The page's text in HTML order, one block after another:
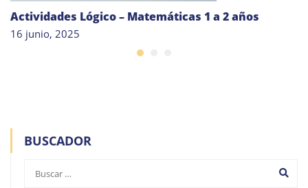
Actividades Lógico – Matemáticas 1 a 2 años
16 junio, 2025
BUSCADOR